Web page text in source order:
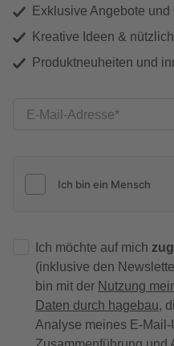
Exklusive Angebote
Kreative Ideen &
Produktneuheiten und
E-Mail-Adresse
Ich möchte auf mich
(inklusive den
bin mit der Nutzung
Daten durch hagebau,
Analyse meines E-